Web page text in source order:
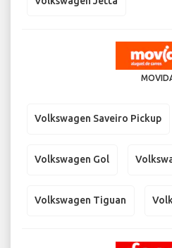
Volkswagen Saveiro Pickup
Volkswagen Gol
Volkswagen Tiguan